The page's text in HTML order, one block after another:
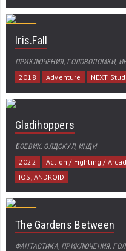
Iris.Fall
ПРИКЛЮЧЕНИЯ, ГОЛОВОЛОМКИ,
2018 Adventure NEXT
Gladihoppers
БОЕВИК, ОЛДСКУЛ, ИНДИ
2022 Action / Fighting /
IOS, ANDROID
The Gardens Between
ФАНТАСТИКА, ПРИКЛЮЧЕНИЯ,